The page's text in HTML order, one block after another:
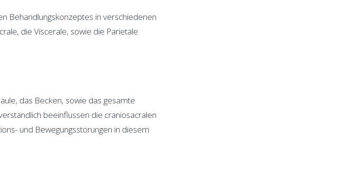
Behandlungskonzeptes in verschiedenen
die Viscerale, sowie die Parietale
das Becken, sowie das gesamte
beeinflussen die craniosacralen
und Bewegungsstörungen in diesem